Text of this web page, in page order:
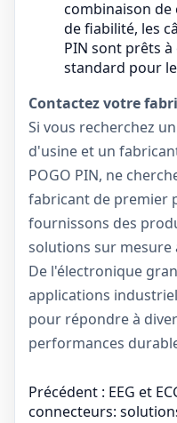
combinaison
de fiabilité, les
PIN sont prêts
standard pour
Contactez votre
Si vous recherchez
d'usine et un
POGO PIN, ne
fabricant de premier
fournissons des
solutions sur mesure
De l'électronique
applications
pour répondre à
performances
Précédent : EEG et
connecteurs: